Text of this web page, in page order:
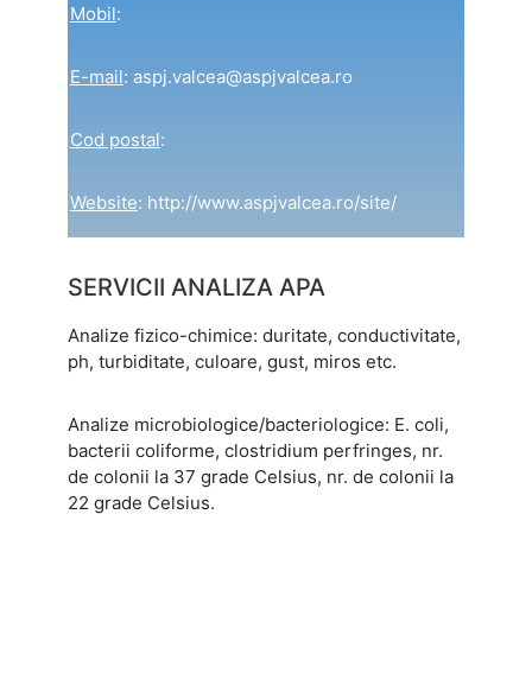
Mobil:
E-mail: aspj.valcea@aspjvalcea.ro
Cod postal:
Website: http://www.aspjvalcea.ro/site/
SERVICII ANALIZA APA
Analize fizico-chimice: duritate, conductivitate,
ph, turbiditate, culoare, gust, miros etc.
Analize microbiologice/bacteriologice: E. coli,
bacterii coliforme, clostridium perfringes, nr.
de colonii la 37 grade Celsius, nr. de colonii la
22 grade Celsius.